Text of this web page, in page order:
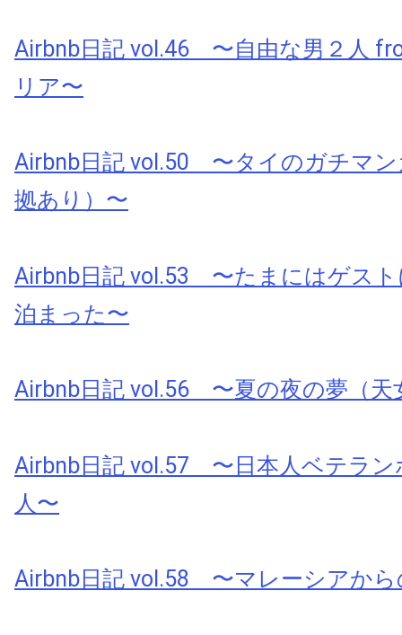
Airbnb日記 vol.46 〜自由な男２人
リア〜
Airbnb日記 vol.50 〜タイのガチマン
拠あり）〜
Airbnb日記 vol.53 〜たまにはゲス
泊まった〜
Airbnb日記 vol.56 〜夏の夜の夢（天
Airbnb日記 vol.57 〜日本人ベテラン
人〜
Airbnb日記 vol.58 〜マレーシアから